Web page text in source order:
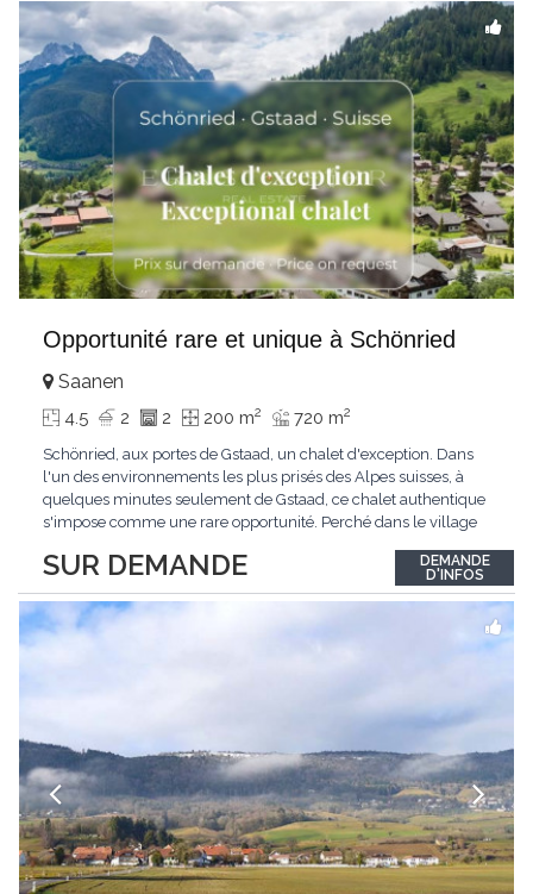
Opportunité rare et unique à Schönried
SUR DEMANDE
Saanen
4.5 2 2 200 m2 720 m2
Schönried, aux portes de Gstaad, un chalet d'exception. Dans
l'un des environnements les plus prisés des Alpes suisses, à
quelques minutes seulement de Gstaad, ce chalet authentique
s'impose comme une rare opportunité. Perché dans le village
station et les sommets qui l'encadrent, un spectacle qui change
au fil des saisons. Avec...
DEMANDE
D'INFOS